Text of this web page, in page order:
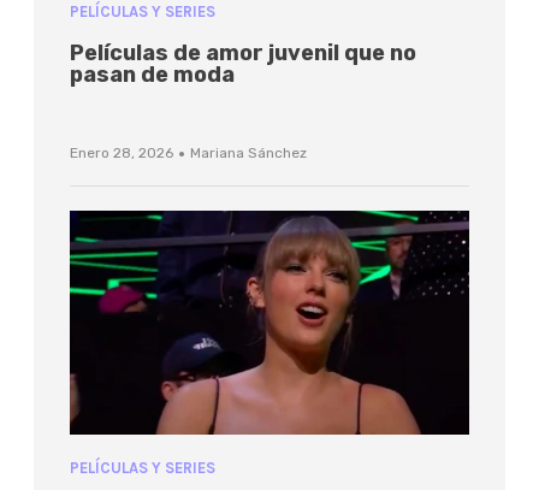
PELÍCULAS Y SERIES
Películas de amor juvenil que no
pasan de moda
Enero 28, 2026 · Mariana Sánchez
PELÍCULAS Y SERIES